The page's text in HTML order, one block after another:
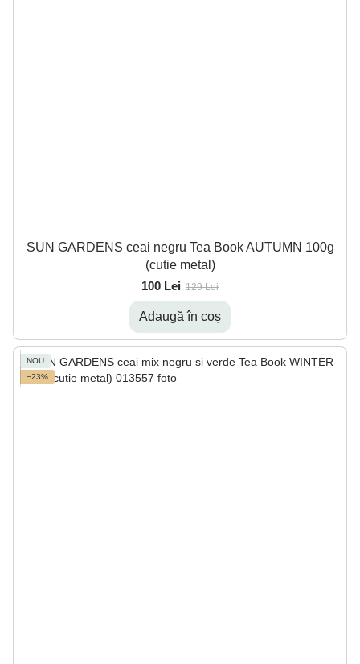
SUN GARDENS ceai negru Tea Book AUTUMN 100g
(cutie metal)
100 Lei 129 Lei
Adaugă în coș
NOU
−23%